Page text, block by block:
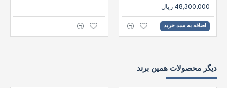
48,300,000 ریال
اضافه به سبد خرید
دیگر محصولات همین برند